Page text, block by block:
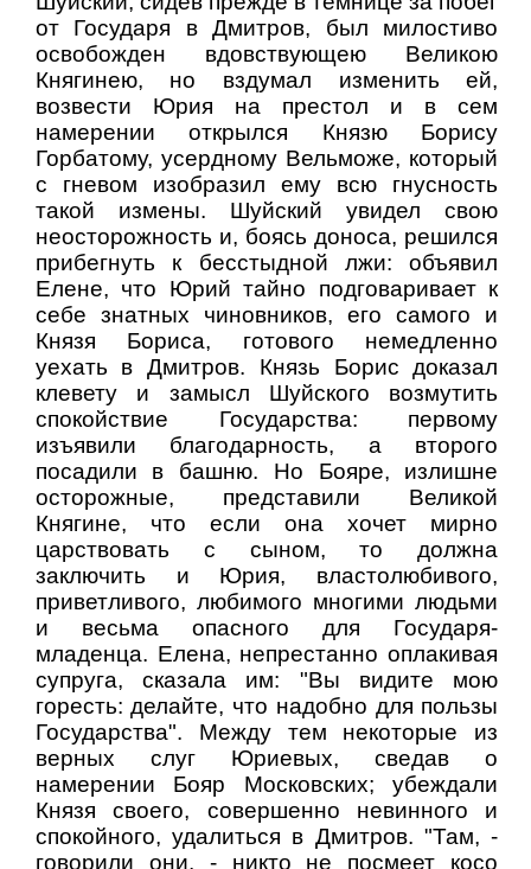
от Государя в Дмитров, был милостиво
освобожден вдовствующею Великою
Княгинею, но вздумал изменить ей,
возвести Юрия на престол и в сем
намерении открылся Князю Борису
Горбатому, усердному Вельможе, который
с гневом изобразил ему всю гнусность
такой измены. Шуйский увидел свою
неосторожность и, боясь доноса, решился
прибегнуть к бесстыдной лжи: объявил
Елене, что Юрий тайно подговаривает к
себе знатных чиновников, его самого и
Князя Бориса, готового немедленно
уехать в Дмитров. Князь Борис доказал
клевету и замысл Шуйского возмутить
спокойствие Государства: первому
изъявили благодарность, а второго
посадили в башню. Но Бояре, излишне
осторожные, представили Великой
Княгине, что если она хочет мирно
царствовать с сыном, то должна
заключить и Юрия, властолюбивого,
приветливого, любимого многими людьми
и весьма опасного для Государя-
младенца. Елена, непрестанно оплакивая
супруга, сказала им: "Вы видите мою
горесть: делайте, что надобно для пользы
Государства". Между тем некоторые из
верных слуг Юриевых, сведав о
намерении Бояр Московских; убеждали
Князя своего, совершенно невинного и
спокойного, удалиться в Дмитров. "Там, -
говорили они, - никто не посмеет косо